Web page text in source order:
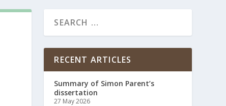
RECENT ARTICLES
Summary of Simon Parent’s
dissertation
27 May 2026